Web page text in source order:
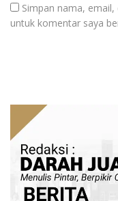
Simpan nama,
untuk komentar saya